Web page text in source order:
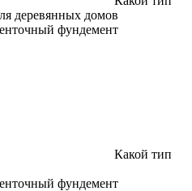
деревянных домов
фундемент
Какой тип
фундемент